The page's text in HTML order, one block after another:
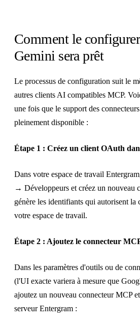
Comment le
Gemini sera prêt
Le processus de configuration suit le
autres clients AI compatibles MCP.
une fois que le support des
pleinement disponible :
Étape 1 : Créez un client OAuth
Dans votre espace de travail
→ Développeurs et créez un nouveau
génère les identifiants qui autorisent la
votre espace de travail.
Étape 2 : Ajoutez le connecteur
Dans les paramètres d'outils ou de
(l'UI exacte variera à mesure que
ajoutez un nouveau connecteur MCP
serveur Entergram :